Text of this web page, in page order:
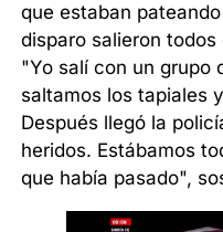
que estaban
disparo salieron
"Yo salí con un grupo
saltamos los tapiales
Después llegó la
heridos. Estábamos
que había pasado",